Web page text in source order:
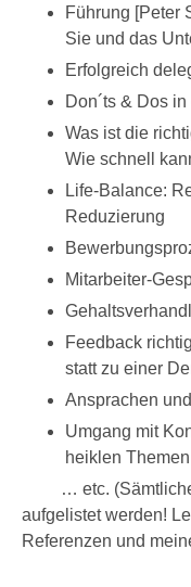
Führung [Peter
Sie und das
Erfolgreich
Don´ts & Dos
Was ist die
Wie schnell
Life-Balance:
Reduzierung
Mitarbeiter-
Feedback
statt zu einer
Ansprachen
Umgang mit
heiklen Themen
… etc. (Sämtliche
aufgelistet werden!
Referenzen und